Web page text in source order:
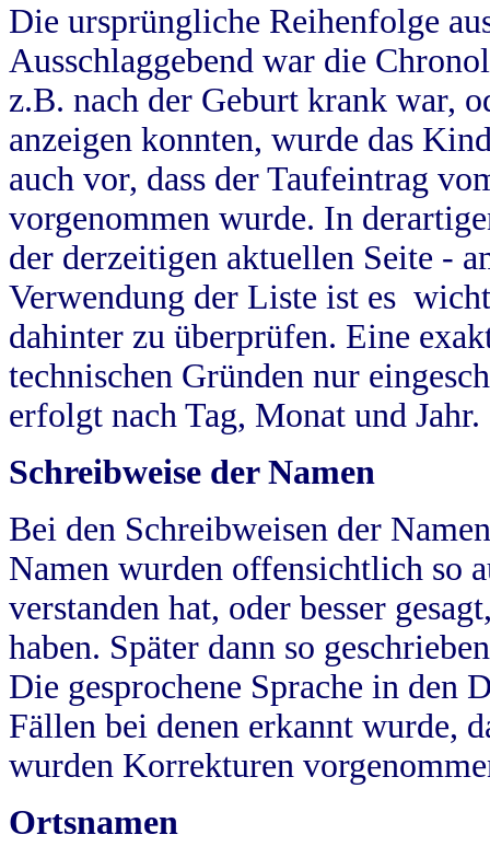
Die ursprüngliche Reihenfolge
Ausschlaggebend war die
z.B. nach der Geburt krank war,
anzeigen konnten, wurde das
auch vor, dass der Taufeintrag
vorgenommen wurde. In
der derzeitigen aktuellen Seite -
Verwendung der Liste ist es
dahinter zu überprüfen. Eine
technischen Gründen nur
erfolgt nach Tag, Monat und Jahr.
Schreibweise der Namen
Bei den Schreibweisen der
Namen wurden offensichtlich so
verstanden hat, oder besser
haben. Später dann so
Die gesprochene Sprache in
Fällen bei denen erkannt wurde,
wurden Korrekturen
Ortsnamen